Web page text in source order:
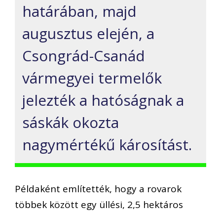
határában, majd
augusztus elején, a
Csongrád-Csanád
vármegyei termelők
jelezték a hatóságnak a
sáskák okozta
nagymértékű károsítást.
Példaként említették, hogy a rovarok
többek között egy üllési, 2,5 hektáros